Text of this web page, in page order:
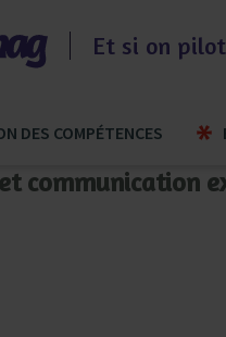
Et si on
DES COMPÉTENCES
communication